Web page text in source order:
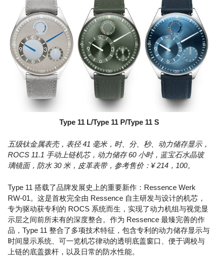
Type 11 L/Type 11 P/Type 11 S
五级钛金属表壳，表径 41 毫米，时、分、秒、动力储存显示，
ROCS 11.1 手动上链机芯，动力储存 60 小时，蓝宝石水晶玻
璃镜面，防水 30 米，皮革表带，参考售价：¥ 214，100。
Type 11 搭载了品牌发展史上的重要新作：Ressence Werk
RW-01。这是首枚完全由 Ressence 自主研发与设计的机芯，
专为驱动获专利的 ROCS 系统而生，实现了动力机组与视觉显
示层之间前所未有的深度整合。作为 Ressence 最臻完善的作
品，Type 11 整合了多项技术特征，包含专利的动力储存显示与
时间显示系统、可一览机芯律动的透明底盖窗口、便于调校与
上链的底盖拨杆，以及日常的防水性能。